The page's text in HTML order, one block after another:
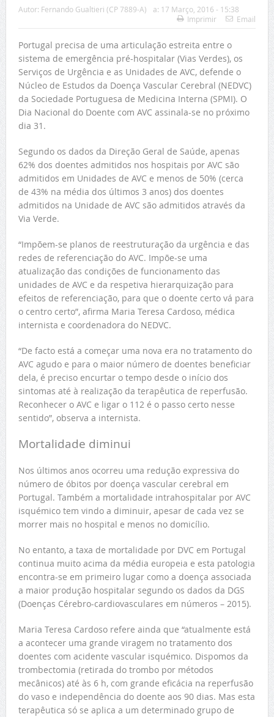
Autor: Fernando Gualtieri (CP 7889-A) a: 17 Março, 2016 - 15:38
Imprimir
Email
Portugal precisa de uma articulação estreita entre o
sistema de emergência pré-hospitalar (Vias Verdes), os
Serviços de Urgência e as Unidades de AVC, defende o
Núcleo de Estudos da Doença Vascular Cerebral (NEDVC)
da Sociedade Portuguesa de Medicina Interna (SPMI). O
Dia Nacional do Doente com AVC assinala-se no próximo
dia 31.
Segundo os dados da Direção Geral de Saúde, apenas
62% dos doentes admitidos nos hospitais por AVC são
admitidos em Unidades de AVC e menos de 50% (cerca
de 43% na média dos últimos 3 anos) dos doentes
admitidos na Unidade de AVC são admitidos através da
Via Verde.
“Impõem-se planos de reestruturação da urgência e das
redes de referenciação do AVC. Impõe-se uma
atualização das condições de funcionamento das
unidades de AVC e da respetiva hierarquização para
efeitos de referenciação, para que o doente certo vá para
o centro certo”, afirma Maria Teresa Cardoso, médica
internista e coordenadora do NEDVC.
“De facto está a começar uma nova era no tratamento do
AVC agudo e para o maior número de doentes beneficiar
dela, é preciso encurtar o tempo desde o início dos
sintomas até à realização da terapêutica de reperfusão.
Reconhecer o AVC e ligar o 112 é o passo certo nesse
sentido”, observa a internista.
Mortalidade diminui
Nos últimos anos ocorreu uma redução expressiva do
número de óbitos por doença vascular cerebral em
Portugal. Também a mortalidade intrahospitalar por AVC
isquémico tem vindo a diminuir, apesar de cada vez se
morrer mais no hospital e menos no domicílio.
No entanto, a taxa de mortalidade por DVC em Portugal
continua muito acima da média europeia e esta patologia
encontra-se em primeiro lugar como a doença associada
a maior produção hospitalar segundo os dados da DGS
(Doenças Cérebro-cardiovasculares em números – 2015).
Maria Teresa Cardoso refere ainda que “atualmente está
a acontecer uma grande viragem no tratamento dos
doentes com acidente vascular isquémico. Dispomos da
trombectomia (retirada do trombo por métodos
mecânicos) até às 6 h, com grande eficácia na reperfusão
do vaso e independência do doente aos 90 dias. Mas esta
terapêutica só se aplica a um determinado grupo de